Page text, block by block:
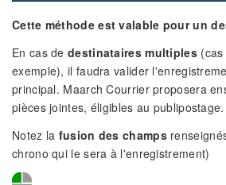
Cette méthode est valable pour un
En cas de destinataires multiples(cas
exemple), il faudra valider
principal. Maarch Courrier proposera
pièces jointes, éligibles au publipostage.
Notez la fusion des champs
chrono qui le sera à l'enregistrement)